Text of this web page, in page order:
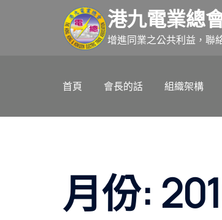
港九電業總
增進同業之公共利益，聯
首頁 會長的話 組織架構
月份: